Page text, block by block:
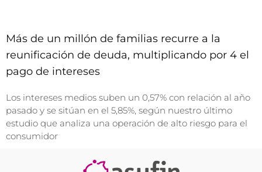
Más de un millón de familias recurre a la
reunificación de deuda, multiplicando por 4 el
pago de intereses
Los intereses medios suben un 0,57% con relación al año
pasado y se sitúan en el 5,85%, según nuestro último
estudio que analiza una operación de alto riesgo para el
consumidor